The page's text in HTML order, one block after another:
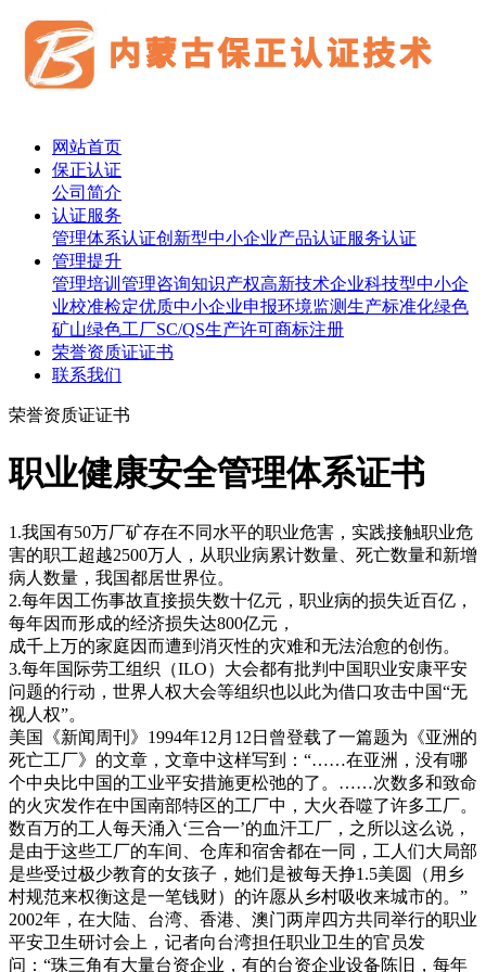
网站首页
保正认证
公司简介
认证服务
管理体系认证创新型中小企业产品认证服务认证
管理提升
管理培训 管理咨询知识产权高新技术企业科技型中小企
业校准检定优质中小企业申报环境监测生产标准化绿色
矿山绿色工厂SC/QS生产许可商标注册
荣誉资质证证书
联系我们
荣誉资质证证书
职业健康安全管理体系证书
1.我国有50万厂矿存在不同水平的职业危害，实践接触职业危
害的职工超越2500万人，从职业病累计数量、死亡数量和新增
病人数量，我国都居世界位。
2.每年因工伤事故直接损失数十亿元，职业病的损失近百亿，
每年因而形成的经济损失达800亿元，
成千上万的家庭因而遭到消灭性的灾难和无法治愈的创伤。
3.每年国际劳工组织（ILO）大会都有批判中国职业安康平安
问题的行动，世界人权大会等组织也以此为借口攻击中国“无
视人权”。
美国《新闻周刊》1994年12月12日曾登载了一篇题为《亚洲的
死亡工厂》的文章，文章中这样写到：“……在亚洲，没有哪
个中央比中国的工业平安措施更松弛的了。……次数多和致命
的火灾发作在中国南部特区的工厂中，大火吞噬了许多工厂。
数百万的工人每天涌入‘三合一’的血汗工厂，之所以这么说，
是由于这些工厂的车间、仓库和宿舍都在一同，工人们大局部
是些受过极少教育的女孩子，她们是被每天挣1.5美圆（用乡
村规范来权衡这是一笔钱财）的许愿从乡村吸收来城市的。”
2002年，在大陆、台湾、香港、澳门两岸四方共同举行的职业
平安卫生研讨会上，记者向台湾担任职业卫生的官员发
问：“珠三角有大量台资企业，有的台资企业设备陈旧，每年